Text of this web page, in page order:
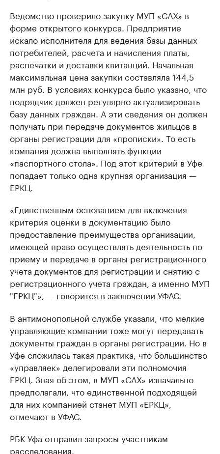
Ведомство проверило закупку МУП «САХ» в
форме открытого конкурса. Предприятие
искало исполнителя для ведения базы данных
потребителей, расчета и начисления платы,
распечатки и доставки квитанций. Начальная
максимальная цена закупки составляла 144,5
млн руб. В условиях конкурса было указано, что
подрядчик должен регулярно актуализировать
базу данных граждан. А эти сведения он должен
получать при передаче документов жильцов в
органы регистрации для «прописки». То есть
компания должна выполнять функции
«паспортного стола». Под этот критерий в Уфе
попадает только одна крупная организация —
ЕРКЦ.
«Единственным основанием для включения
критерия оценки в документацию было
предоставление преимущества организации,
имеющей право осуществлять деятельность по
приему и передаче в органы регистрационного
учета документов для регистрации и снятию с
регистрационного учета граждан, а именно МУП
"ЕРКЦ"», — говорится в заключении УФАС.
В антимонопольной службе указали, что мелкие
управляющие компании тоже могут передавать
документы граждан в органы регистрации. Но в
Уфе сложилась такая практика, что большинство
«управляек» делегировали эти полномочия
ЕРКЦ. Зная об этом, в МУП «САХ» изначально
предполагали, что единственной подходящей
для них компанией станет МУП «ЕРКЦ»,
отмечают в УФАС.
РБК Уфа отправил запросы участникам
расследования.